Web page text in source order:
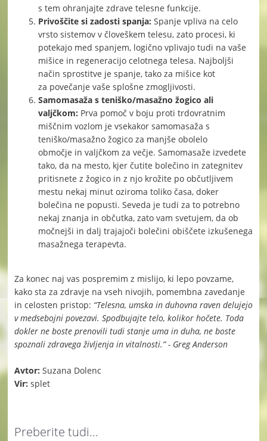
s tem ohranjajte zdrave telesne funkcije.
Privoščite si zadosti spanja: Spanje vpliva na celo
vrsto sistemov v človeškem telesu, zato procesi, ki
potekajo med spanjem, logično vplivajo tudi na vaše
mišice in regeneracijo celotnega telesa. Najboljši
način sprostitve je spanje, tako za mišice kot
za povečanje vaše splošne zmogljivosti.
Samomasaža s teniško/masažno žogico ali
valjčkom: Prva pomoč v boju proti trdovratnim
miščnim vozlom je vsekakor samomasaža s
teniško/masažno žogico za manjše obolelo
območje in valjčkom za večje. Samomasaže izvedete
tako, da na mesto, kjer čutite bolečino in zategnitev
pritisnete z žogico in z njo krožite po občutljivem
mestu nekaj minut oziroma toliko časa, doker
bolečina ne popusti. Seveda je tudi za to potrebno
nekaj znanja in občutka, zato vam svetujem, da ob
močnejši in dalj trajajoči bolečini obiščete izkušenega
masažnega terapevta.
Za konec naj vas pospremim z mislijo, ki lepo povzame,
kako sta za zdravje na vseh nivojih, pomembna zavedanje
in celosten pristop: “Telesna, umska in duhovna raven delujejo
v medsebojni povezavi. Spodbujajte telo, kolikor hočete. Toda
dokler ne boste prenovili tudi stanje uma in duha, ne boste
spoznali zdravega življenja in vitalnosti.” - Greg Anderson
Avtor: Suzana Dolenc
Vir: splet
Preberite tudi...